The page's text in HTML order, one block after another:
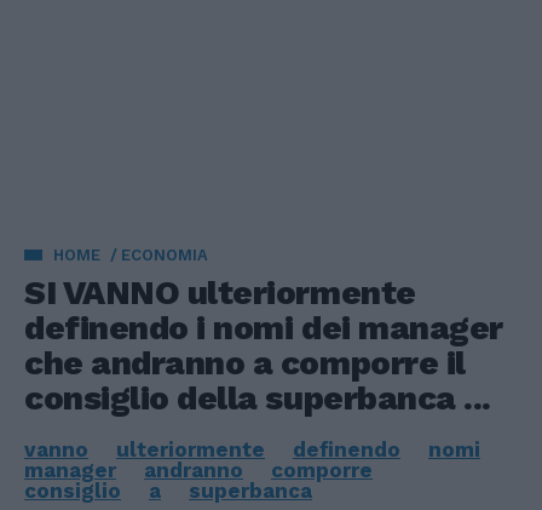
HOME ECONOMIA
SI VANNO ulteriormente
definendo i nomi dei manager
che andranno a comporre il
consiglio della superbanca ...
vanno ulteriormente definendo
nomi
manager
andranno
comporre
consiglio
a superbanca